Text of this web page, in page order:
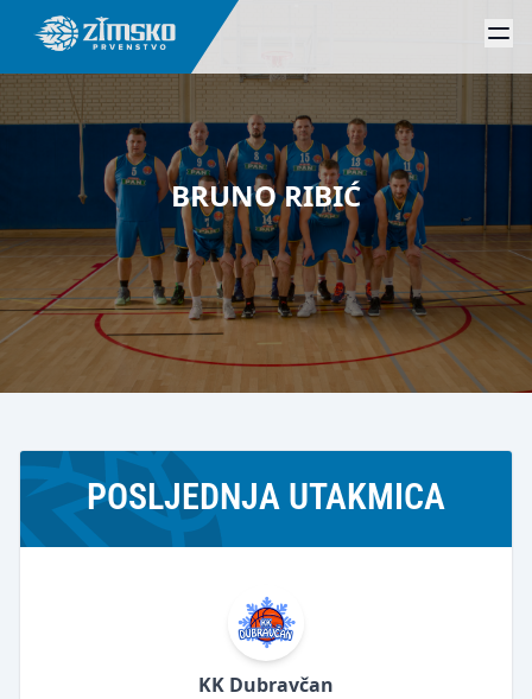
BRUNO RIBIĆ
POSLJEDNJA UTAKMICA
KK Dubravčan